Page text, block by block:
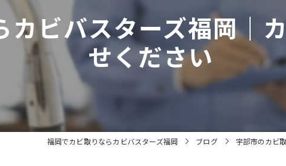
カビバスターズ福岡｜
せください
福岡でカビ取りならカビバスターズ福岡 ブログ 宇部市のカビ